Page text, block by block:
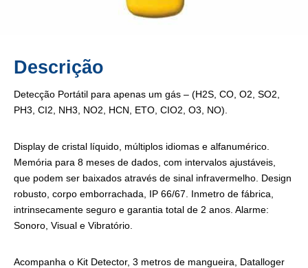
Descrição
Detecção Portátil para apenas um gás – (H2S, CO, O2, SO2,
PH3, CI2, NH3, NO2, HCN, ETO, CIO2, O3, NO).
Display de cristal líquido, múltiplos idiomas e alfanumérico.
Memória para 8 meses de dados, com intervalos ajustáveis,
que podem ser baixados através de sinal infravermelho. Design
robusto, corpo emborrachada, IP 66/67. Inmetro de fábrica,
intrinsecamente seguro e garantia total de 2 anos. Alarme:
Sonoro, Visual e Vibratório.
Acompanha o Kit Detector, 3 metros de mangueira, Datalloger